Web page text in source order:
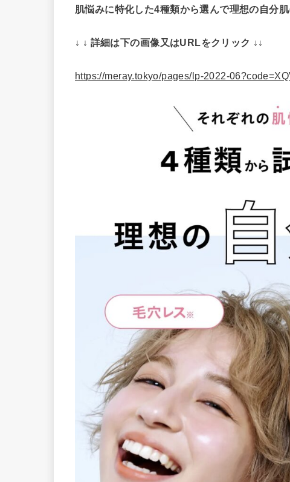
肌悩みに特化した4種類から選んで理想の自分肌
↓ ↓ 詳細は下の画像又はURLをクリック ↓↓
https://meray.tokyo/pages/lp-2022-